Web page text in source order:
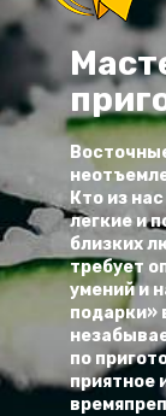
Кто из
легкие и
близких
требует
умений и
подарки»
по
приятное